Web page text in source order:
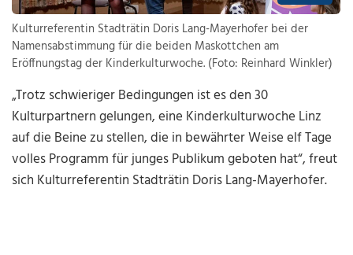
Kulturreferentin Stadträtin Doris Lang-Mayerhofer bei der
Namensabstimmung für die beiden Maskottchen am
Eröffnungstag der Kinderkulturwoche. (Foto: Reinhard Winkler)
„Trotz schwieriger Bedingungen ist es den 30
Kulturpartnern gelungen, eine Kinderkulturwoche Linz
auf die Beine zu stellen, die in bewährter Weise elf Tage
volles Programm für junges Publikum geboten hat“, freut
sich Kulturreferentin Stadträtin Doris Lang-Mayerhofer.